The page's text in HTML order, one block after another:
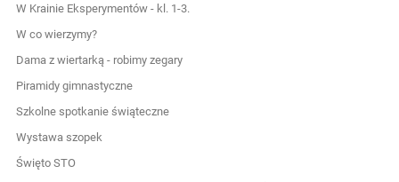
W Krainie Eksperymentów - kl. 1-3.
W co wierzymy?
Dama z wiertarką - robimy zegary
Piramidy gimnastyczne
Szkolne spotkanie świąteczne
Wystawa szopek
Święto STO